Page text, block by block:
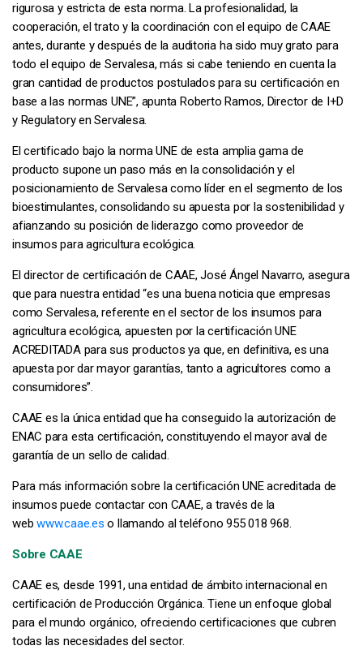
rigurosa y estricta de esta norma. La profesionalidad, la
cooperación, el trato y la coordinación con el equipo de CAAE
antes, durante y después de la auditoria ha sido muy grato para
todo el equipo de Servalesa, más si cabe teniendo en cuenta la
gran cantidad de productos postulados para su certificación en
base a las normas UNE”, apunta Roberto Ramos, Director de I+D
y Regulatory en Servalesa.
El certificado bajo la norma UNE de esta amplia gama de
producto supone un paso más en la consolidación y el
posicionamiento de Servalesa como líder en el segmento de los
bioestimulantes, consolidando su apuesta por la sostenibilidad y
afianzando su posición de liderazgo como proveedor de
insumos para agricultura ecológica.
El director de certificación de CAAE, José Ángel Navarro, asegura
que para nuestra entidad “es una buena noticia que empresas
como Servalesa, referente en el sector de los insumos para
agricultura ecológica, apuesten por la certificación UNE
ACREDITADA para sus productos ya que, en definitiva, es una
apuesta por dar mayor garantías, tanto a agricultores como a
consumidores”.
CAAE es la única entidad que ha conseguido la autorización de
ENAC para esta certificación, constituyendo el mayor aval de
garantía de un sello de calidad.
Para más información sobre la certificación UNE acreditada de
insumos puede contactar con CAAE, a través de la
webwww.caae.es o llamando al teléfono 955 018 968.
Sobre CAAE
CAAE es, desde 1991, una entidad de ámbito internacional en
certificación de Producción Orgánica. Tiene un enfoque global
para el mundo orgánico, ofreciendo certificaciones que cubren
todas las necesidades del sector.